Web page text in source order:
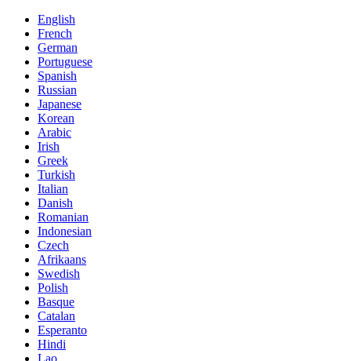
English
French
German
Portuguese
Spanish
Russian
Japanese
Korean
Arabic
Irish
Greek
Turkish
Italian
Danish
Romanian
Indonesian
Czech
Afrikaans
Swedish
Polish
Basque
Catalan
Esperanto
Hindi
Lao